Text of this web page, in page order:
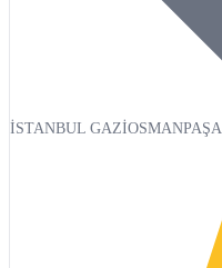
İSTANBUL GAZİOSMANPAŞA